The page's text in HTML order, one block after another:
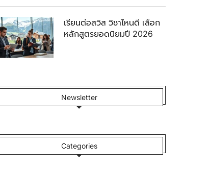
เรียนต่อสวิส วิชาไหนดี เลือก
หลักสูตรยอดนิยมปี 2026
Newsletter
Categories